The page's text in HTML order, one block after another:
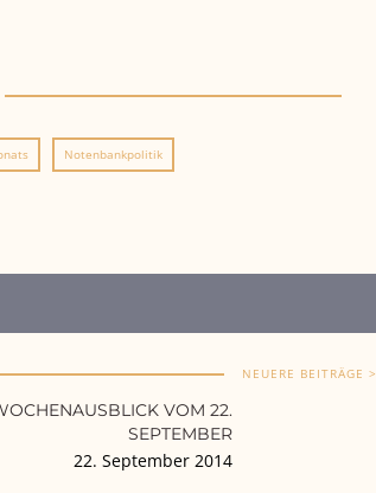
Notenbankpolitik
NEUERE BEITRÄGE >
VOM 22.
SEPTEMBER
22. September 2014